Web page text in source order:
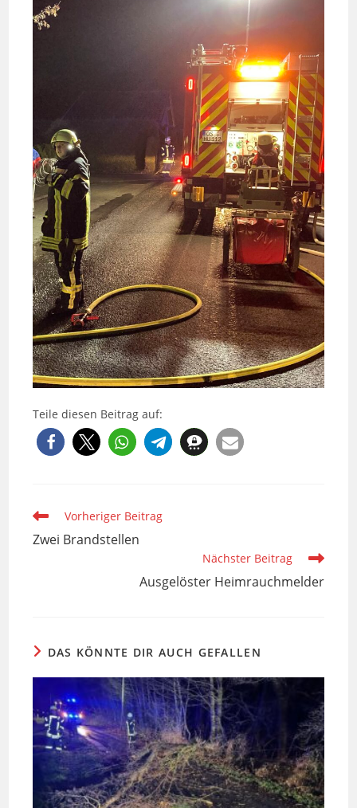
Teile diesen Beitrag auf:
Weitere
ansehen
Vorheriger Beitrag
Zwei Brandstellen
Nächster Beitrag
Ausgelöster Heimrauchmelder
DAS KÖNNTE DIR AUCH GEFALLEN